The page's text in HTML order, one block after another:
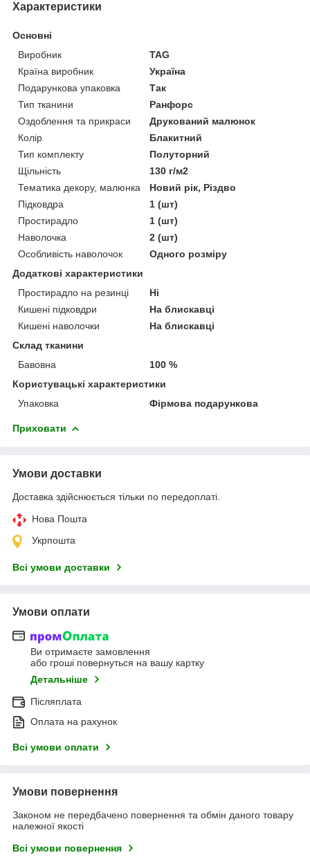
Характеристики
Основні
Виробник
TAG
Країна виробник
Україна
Подарункова упаковка
Так
Тип тканини
Ранфорс
Оздоблення та прикраси
Друкований малюнок
Колір
Блакитний
Тип комплекту
Полуторний
Щільність
130 г/м2
Тематика декору, малюнка
Новий рік, Різдво
Підковдра
1 (шт)
Простирадло
1 (шт)
Наволочка
2 (шт)
Особливість наволочок
Одного розміру
Додаткові характеристики
Простирадло на резинці
Ні
Кишені підковдри
На блискавці
Кишені наволочки
На блискавці
Склад тканини
Бавовна
100 %
Користувацькі характеристики
Упаковка
Фірмова подарункова
Приховати
Умови доставки
Доставка здійснюється тільки по передоплаті.
Нова Пошта
Укрпошта
Всі умови доставки
Умови оплати
Ви отримаєте замовлення
або гроші повернуться на вашу картку
Детальніше
Післяплата
Оплата на рахунок
Всі умови оплати
Умови повернення
Законом не передбачено повернення та обмін даного товару
належної якості
Всі умови повернення